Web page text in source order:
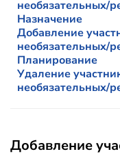
необязательных/
Назначение
Добавление
необязательных/
Планирование
Удаление
необязательных/
Добавление